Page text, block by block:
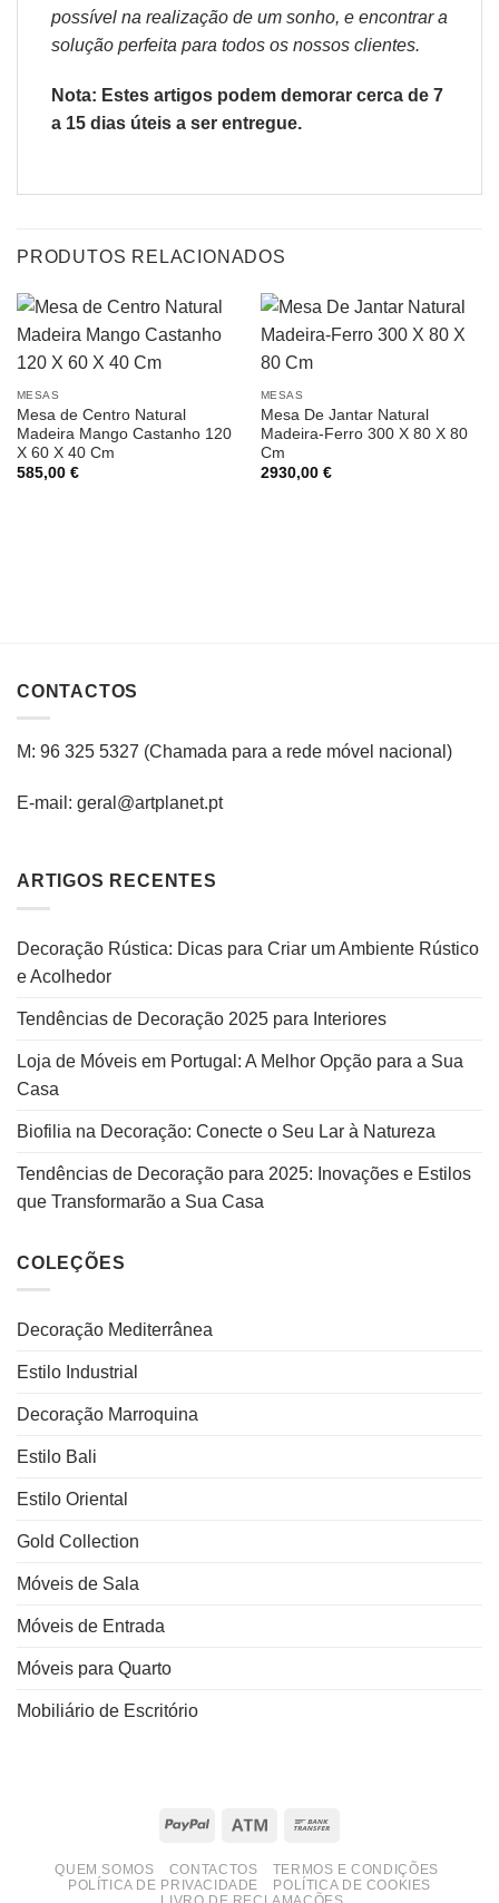
possível na realização de um sonho, e encontrar a
solução perfeita para todos os nossos clientes.
Nota: Estes artigos podem demorar cerca de 7
a 15 dias úteis a ser entregue.
PRODUTOS RELACIONADOS
MESAS
Mesa de Centro Natural
Madeira Mango Castanho 120
X 60 X 40 Cm
585,00 €
MESAS
Mesa De Jantar Natural
Madeira-Ferro 300 X 80 X 80
Cm
2930,00 €
CONTACTOS
M: 96 325 5327 (Chamada para a rede móvel nacional )
E-mail: geral@artplanet.pt
ARTIGOS RECENTES
Decoração Rústica: Dicas para Criar um Ambiente Rústico
e Acolhedor
Tendências de Decoração 2025 para Interiores
Loja de Móveis em Portugal: A Melhor Opção para a Sua
Casa
Biofilia na Decoração: Conecte o Seu Lar à Natureza
Tendências de Decoração para 2025: Inovações e Estilos
que Transformarão a Sua Casa
COLEÇÕES
Decoração Mediterrânea
Estilo Industrial
Decoração Marroquina
Estilo Bali
Estilo Oriental
Gold Collection
Móveis de Sala
Móveis de Entrada
Móveis para Quarto
Mobiliário de Escritório
PayPal Atm
QUEM SOMOS CONTACTOS
TERMOS E CONDIÇÕES
POLÍTICA DE PRIVACIDADE
POLÍTICA DE COOKIES